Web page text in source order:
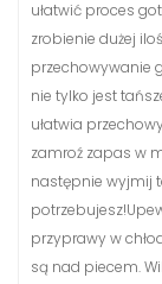
ułatwić proces
zrobienie dużej
przechowywanie
nie tylko jest
ułatwia
zamroź zapas w
następnie wyjmij
przyprawy w
są nad piecem.